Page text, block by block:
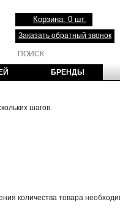
Корзина: 0 шт.
Заказать обратный звонок
БРЕНДЫ
шагов.
количества товара